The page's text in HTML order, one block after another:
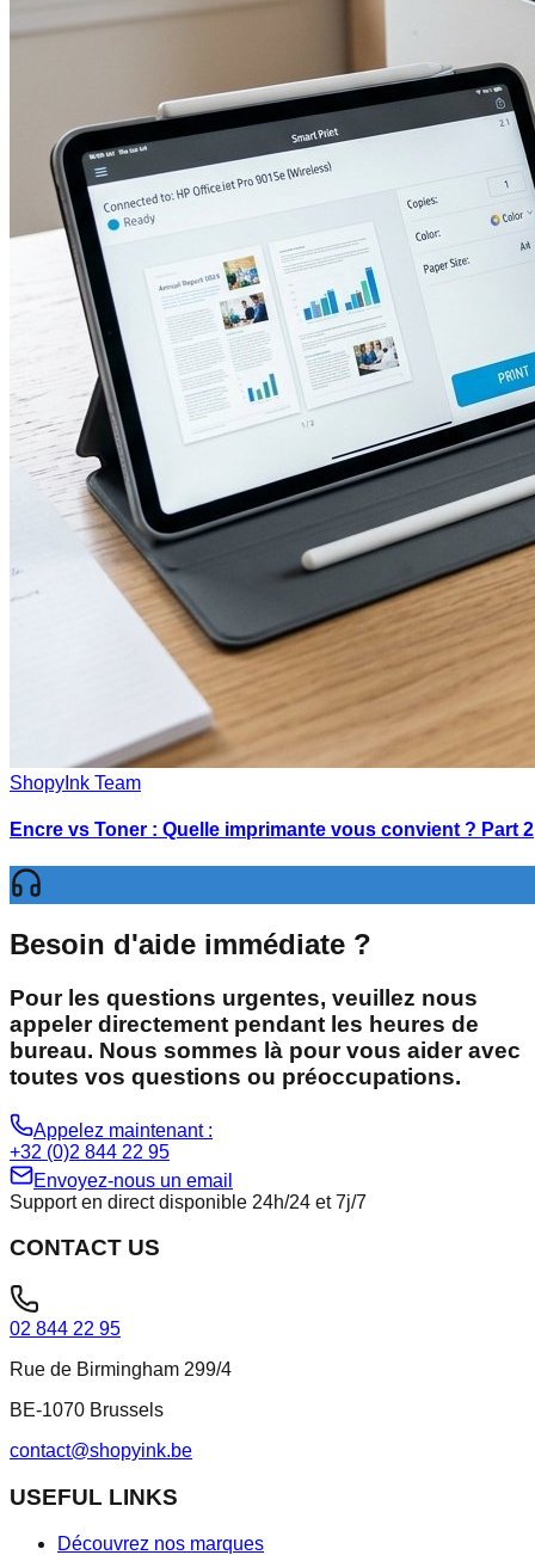
ShopyInk Team
Encre vs Toner : Quelle imprimante vous convient ? Part 2
Besoin d'aide immédiate ?
Pour les questions urgentes, veuillez nous
appeler directement pendant les heures de
bureau. Nous sommes là pour vous aider avec
toutes vos questions ou préoccupations.
Appelez maintenant :
+32 (0)2 844 22 95
Envoyez-nous un email
Support en direct disponible 24h/24 et 7j/7
CONTACT US
02 844 22 95
Rue de Birmingham 299/4
BE-1070 Brussels
contact@shopyink.be
USEFUL LINKS
Découvrez nos marques